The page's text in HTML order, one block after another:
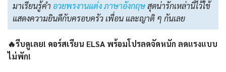
มาเรียนรู้คำ อวยพรงานแต่ง ภาษาอังกฤษสุดน่ารักเหล่านี้ไว้ใช้
แสดงความยินดีกับครอบครัว เพื่อน และญาติ ๆ กันเลย
🔥รีบดูเลย! คอร์สเรียน ELSA พร้อมโปรลดจัดหนัก ลดแรงแบบ
ไม่พัก!